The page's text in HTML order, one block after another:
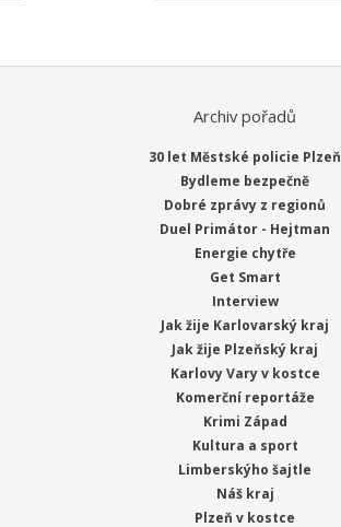
Archiv pořadů
30 let Městské policie Plzeň
Bydleme bezpečně
Dobré zprávy z regionů
Duel Primátor - Hejtman
Energie chytře
Get Smart
Interview
Jak žije Karlovarský kraj
Jak žije Plzeňský kraj
Karlovy Vary v kostce
Komerční reportáže
Krimi Západ
Kultura a sport
Limberskýho šajtle
Náš kraj
Plzeň v kostce